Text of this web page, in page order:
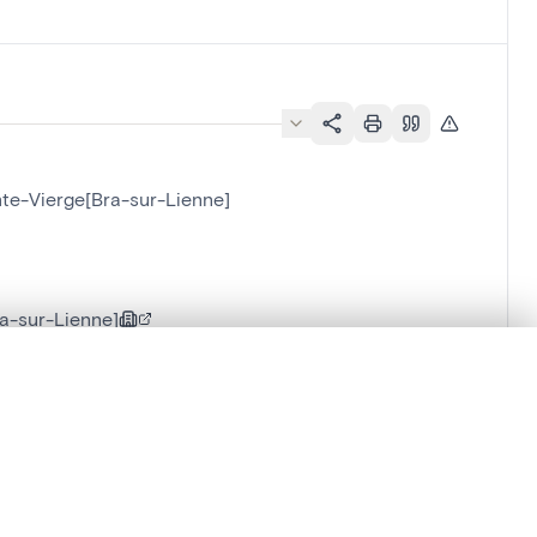
Vierge[Bra-sur-Lienne]
sur-Lienne]